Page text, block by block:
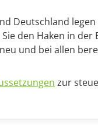
Deutschland
den Haken in
und bei allen
zur